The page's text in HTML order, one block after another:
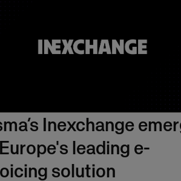
Inexchange
leading e-
solution